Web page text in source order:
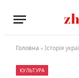
Головна » Історія
КУЛЬТУРА